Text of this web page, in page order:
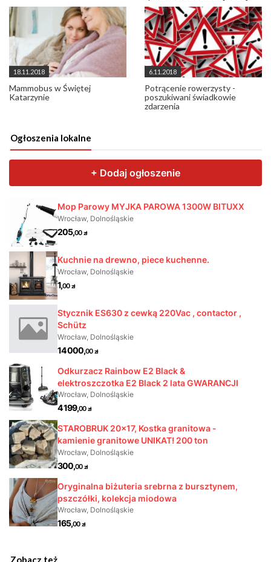
18.11.2018
Mammobus w Świętej
Katarzynie
6.11.2018
Potrącenie rowerzysty -
poszukiwani świadkowie
zdarzenia
Ogłoszenia lokalne
Zobacz też